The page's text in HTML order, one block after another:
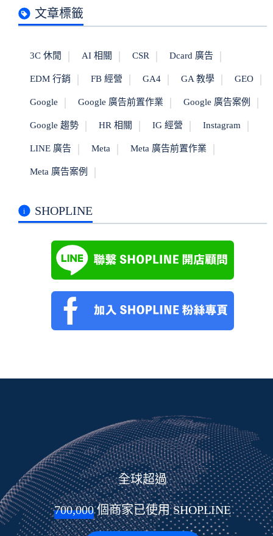
文章標籤
3C 休閒 AI 相關 CSR Dcard 廣告
EDM 行銷 FB 經營 GA4 GA 教學 GEO
Google Google 廣告前置作業 Google 廣告案例
Google 趨勢 HR 相關 IG 經營 Instagram
LINE 廣告 Meta Meta 廣告前置作業
Meta 廣告案例
SHOPLINE
全球超過
700,000 個商家已使用 SHOPLINE